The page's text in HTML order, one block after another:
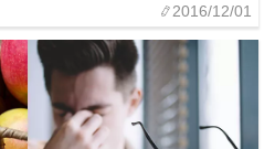
2016/12/01